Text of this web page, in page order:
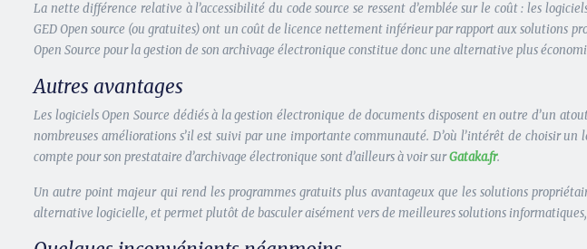
La nette différence relative à l’accessibilité du code source se ressent d’emblée sur le coût : les
GED Open source (ou gratuites) ont un coût de licence nettement inférieur par rapport aux solutions
Open Source pour la gestion de son archivage électronique constitue donc une alternative plus
Autres avantages
Les logiciels Open Source dédiés à la gestion électronique de documents disposent en outre d’un
nombreuses améliorations s’il est suivi par une importante communauté. D’où l’intérêt de choisir
compte pour son prestataire d’archivage électronique sont d’ailleurs à voir surGataka.fr.
Un autre point majeur qui rend les programmes gratuits plus avantageux que les solutions
alternative logicielle, et permet plutôt de basculer aisément vers de meilleures solutions